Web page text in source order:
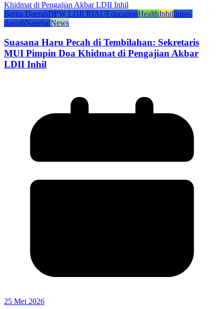
Berita DaerahDPW LDII RIAUEducationHealthInhillintas-
daerahNasehatNews
Suasana Haru Pecah di Tembilahan: Sekretaris
MUI Pimpin Doa Khidmat di Pengajian Akbar
LDII Inhil
25 Mei 2026